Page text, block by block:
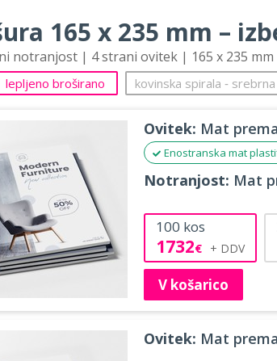
165 x 235 mm –
notranjost | 4 strani ovitek | 165 x 235
lepljeno broširano kovinska spirala ‐ srebrna
Ovitek: Mat
Enostranska mat
Notranjost: Mat
100 kos
1732€
V košarico
Ovitek: Mat